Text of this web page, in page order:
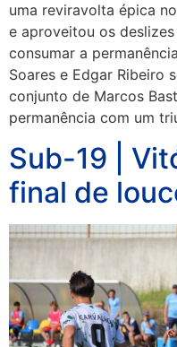
uma reviravolta épica
e aproveitou os
consumar a
Soares e Edgar Ribeiro
conjunto de Marcos
permanência com um
Sub-19 |
final de